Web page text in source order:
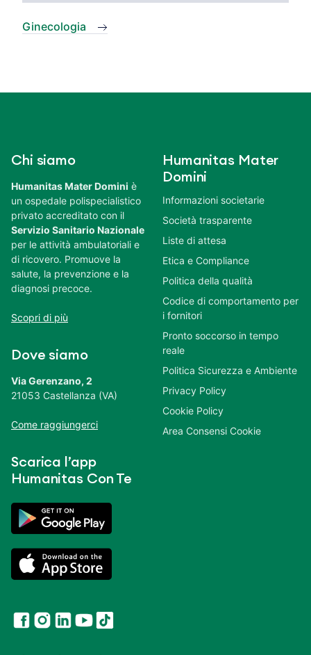
Ginecologia
Chi siamo
Humanitas Mater Domini è
un ospedale polispecialistico
privato accreditato con il
Servizio Sanitario Nazionale
per le attività ambulatoriali e
di ricovero. Promuove la
salute, la prevenzione e la
diagnosi precoce.
Scopri di più
Dove siamo
Via Gerenzano, 2
21053 Castellanza (VA)
Come raggiungerci
Scarica l’app
Humanitas Con Te
Humanitas Mater
Domini
Informazioni societarie
Società trasparente
Liste di attesa
Etica e Compliance
Politica della qualità
Codice di comportamento per
i fornitori
Pronto soccorso in tempo
reale
Politica Sicurezza e Ambiente
Privacy Policy
Cookie Policy
Area Consensi Cookie